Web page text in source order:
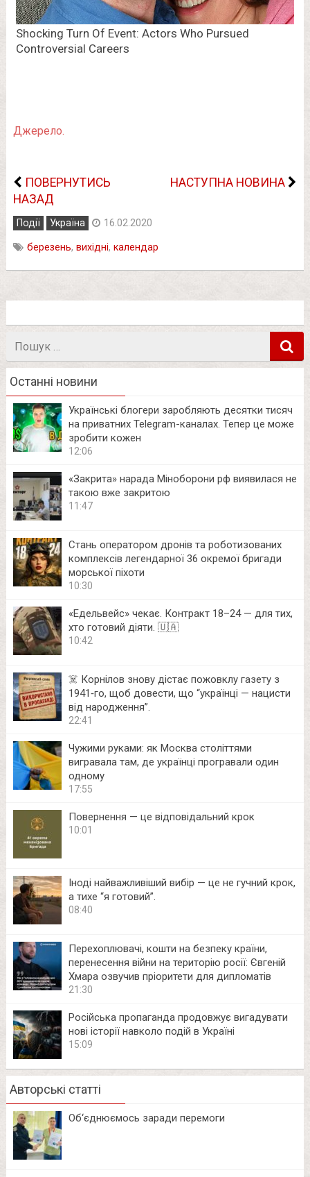
Джерело.
ПОВЕРНУТИСЬ
НАЗАД
НАСТУПНА НОВИНА
Події Україна 16.02.2020
березень, вихідні, календар
Останні новини
Українські блогери заробляють десятки тисяч
на приватних Telegram-каналах. Тепер це може
зробити кожен
12:06
«Закрита» нарада Міноборони рф виявилася не
такою вже закритою
11:47
Стань оператором дронів та роботизованих
комплексів легендарної 36 окремої бригади
морської піхоти
10:30
«Едельвейс» чекає. Контракт 18–24 — для тих,
хто готовий діяти. 🇺🇦
10:42
☠️ Корнілов знову дістає пожовклу газету з
1941‑го, щоб довести, що “українці — нацисти
від народження”.
22:41
Чужими руками: як Москва століттями
вигравала там, де українці програвали один
одному
17:55
Повернення — це відповідальний крок
10:01
Іноді найважливіший вибір — це не гучний крок,
а тихе “я готовий”.
08:40
Перехоплювачі, кошти на безпеку країни,
перенесення війни на територію росії: Євгеній
Хмара озвучив пріоритети для дипломатів
21:30
Російська пропаганда продовжує вигадувати
нові історії навколо подій в Україні
15:09
Авторські статті
Об‘єднюємось заради перемоги